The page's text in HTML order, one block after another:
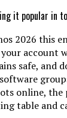
it popular in
2026 this
account
safe, and
online, the
table and